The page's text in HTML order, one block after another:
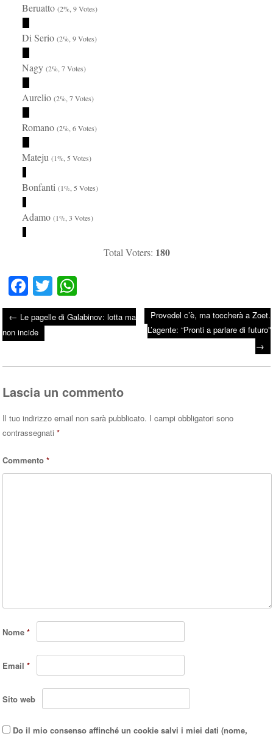
Beruatto(2%, 9 Votes)
Di Serio(2%, 9 Votes)
Nagy(2%, 7 Votes)
Aurelio(2%, 7 Votes)
Romano(2%, 6 Votes)
Mateju(1%, 5 Votes)
Bonfanti(1%, 5 Votes)
Adamo(1%, 3 Votes)
Total Voters: 180
Fa
ce
bo
ok
T
wi
tte
ha
ts
pp
Post navigation
← Le pagelle di Galabinov: lotta ma
non incide
Provedel c’è, ma toccherà a Zoet.
L’agente: “Pronti a parlare di futuro”
→
Lascia un commento
Il tuo indirizzo email non sarà pubblicato. I campi obbligatori sono
contrassegnati*
Commento*
Nome*
Email*
Sito web
Do il mio consenso affinché un cookie salvi i miei dati (nome,